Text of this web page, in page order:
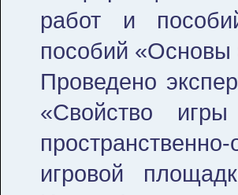
работ и
пособий «Основы
Проведено
«Свойство
игровой